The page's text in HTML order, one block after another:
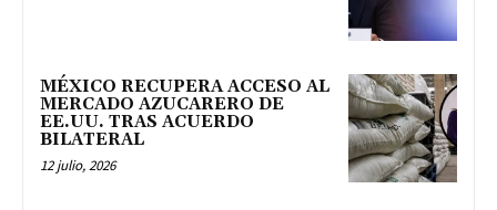
MÉXICO RECUPERA ACCESO AL
MERCADO AZUCARERO DE
EE.UU. TRAS ACUERDO
BILATERAL
12 julio, 2026